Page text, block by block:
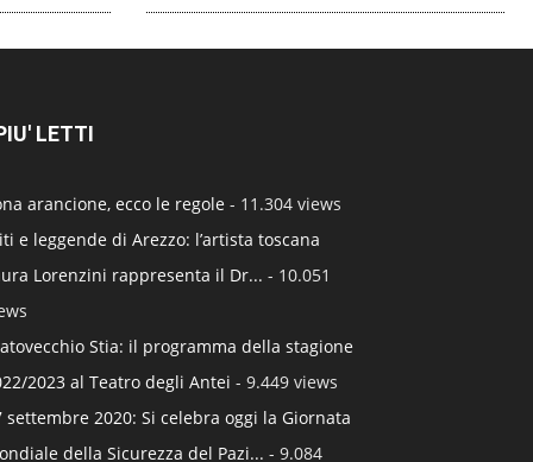
LETTI
arancione, ecco le regole - 11.304 views
e leggende di Arezzo: l’artista toscana
Lorenzini rappresenta il Dr... - 10.051
Stia: il programma della stagione
2023 al Teatro degli Antei - 9.449 views
settembre 2020: Si celebra oggi la Giornata
della Sicurezza del Pazi... - 9.084